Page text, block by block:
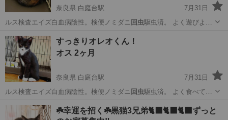
奈良県 白庭台駅
7月31日
ルス検査エイズ白血病陰性。検便ノミダニ 回虫駆虫済。 よく遊びよく
奈良 生駒市 白庭台駅
すっきりオレオくん！
オス 2ヶ月
奈良県 白庭台駅
7月31日
ルス検査エイズ白血病陰性。検便ノミダニ 回虫駆虫済。 よく食べてよ
奈良 生駒市 白庭台駅 猫
☘️幸運を招く☘️黒猫3兄弟🐈‍⬛🐈‍⬛🐈‍⬛ずっと